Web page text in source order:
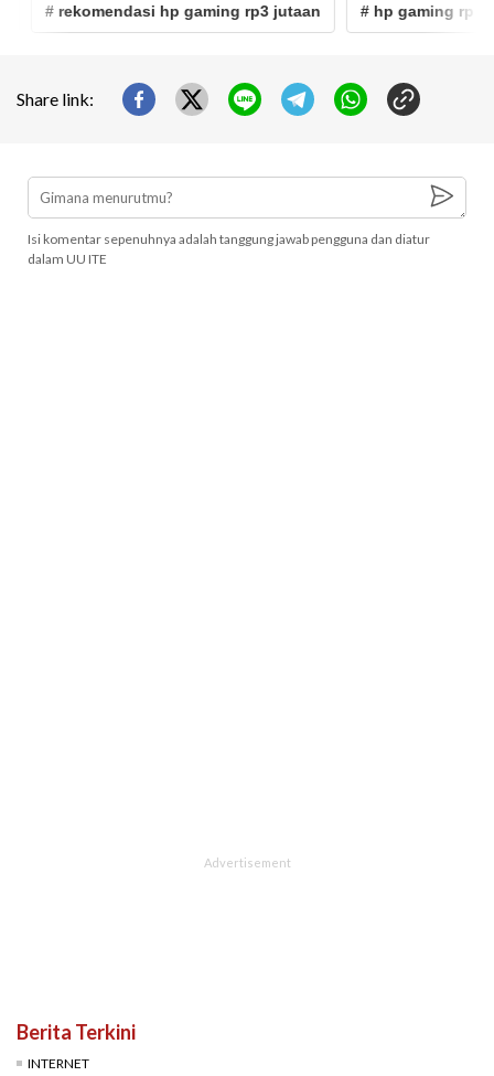
# rekomendasi hp gaming rp3 jutaan # hp gaming rp 3
Share link:
Isi komentar sepenuhnya adalah tanggung jawab pengguna dan diatur
dalam UU ITE
Berita Terkini
INTERNET